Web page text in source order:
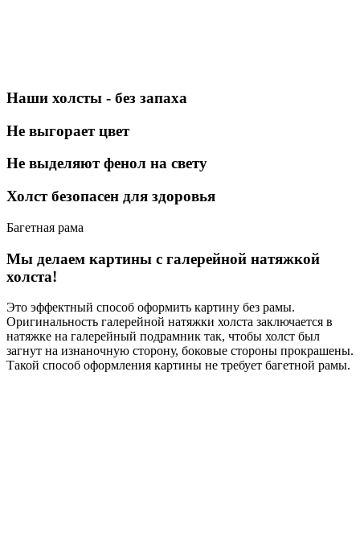
Наши холсты - без запаха
Не выгорает цвет
Не выделяют фенол на свету
Холст безопасен для здоровья
Багетная рама
Мы делаем картины с галерейной натяжкой
холста!
Это эффектный способ оформить картину без рамы.
Оригинальность галерейной натяжки холста заключается в
натяжке на галерейный подрамник так, чтобы холст был
загнут на изнаночную сторону, боковые стороны прокрашены.
Такой способ оформления картины не требует багетной рамы.